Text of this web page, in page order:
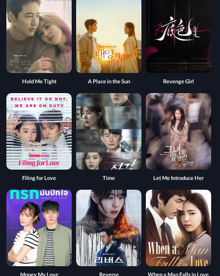
Revenge Girl
A Place in the Sun
Hold Me Tight
Let Me Introduce Her
Time
Filing for Love